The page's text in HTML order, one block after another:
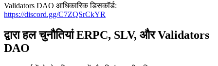
Validators DAO आधिकारिक डिसकॉर्ड:
https://discord.gg/C7ZQSrCkYR
द्वारा हल चुनौतियां ERPC, SLV, और Validators
DAO